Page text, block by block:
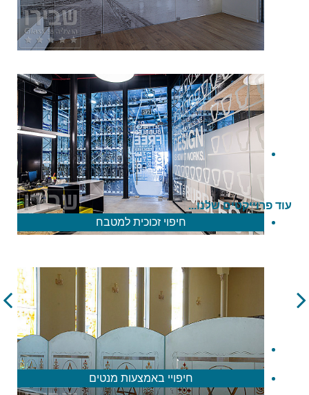
עוד פרוייקטים שלנו...
חיפוי זכוכית למטבח
חיפויי באמצעות מנטים